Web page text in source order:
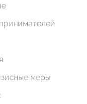
меры